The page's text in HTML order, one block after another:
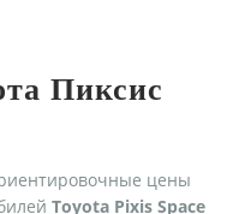
Пиксис
цены
Toyota Pixis Space